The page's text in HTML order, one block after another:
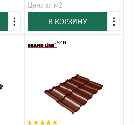
Цена за м2
В КОРЗИНУ
В наличии